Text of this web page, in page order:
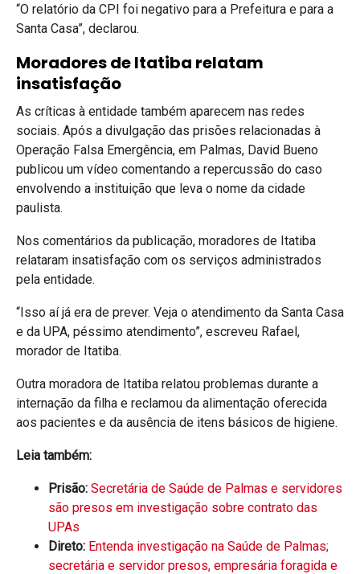
“O relatório da CPI foi negativo para a Prefeitura e para a
Santa Casa”, declarou.
Moradores de Itatiba relatam
insatisfação
As críticas à entidade também aparecem nas redes
sociais. Após a divulgação das prisões relacionadas à
Operação Falsa Emergência, em Palmas, David Bueno
publicou um vídeo comentando a repercussão do caso
envolvendo a instituição que leva o nome da cidade
paulista.
Nos comentários da publicação, moradores de Itatiba
relataram insatisfação com os serviços administrados
pela entidade.
“Isso aí já era de prever. Veja o atendimento da Santa Casa
e da UPA, péssimo atendimento”, escreveu Rafael,
morador de Itatiba.
Outra moradora de Itatiba relatou problemas durante a
internação da filha e reclamou da alimentação oferecida
aos pacientes e da ausência de itens básicos de higiene.
Leia também:
Prisão: Secretária de Saúde de Palmas e servidores
são presos em investigação sobre contrato das
UPAs
Direto: Entenda investigação na Saúde de Palmas;
secretária e servidor presos, empresária foragida e